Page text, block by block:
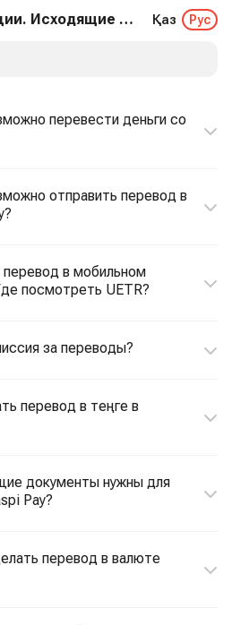
Валютные операции. Исходящие переводы Қаз Рус
перевести деньги со
отправить перевод в
в мобильном
посмотреть UETR?
за переводы?
перевод в теңге в
документы нужны для
Pay?
перевод в валюте